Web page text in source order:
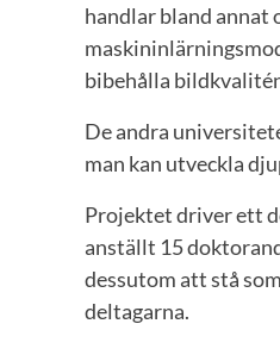
handlar bland annat
bibehålla
De andra
man kan utveckla
Projektet driver ett
anställt 15
dessutom att stå
deltagarna.